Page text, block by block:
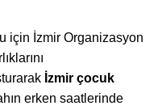
için İzmir Organizasyon
İzmir çocuk
erken saatlerinde